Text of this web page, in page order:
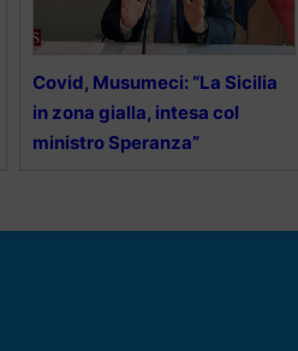
Covid, Musumeci: “La Sicilia
in zona gialla, intesa col
ministro Speranza”